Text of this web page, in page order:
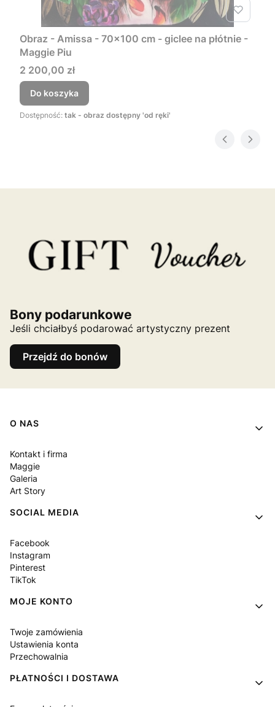
Obraz - Amissa - 70x100 cm - giclee na płótnie -
Maggie Piu
Cena
2 200,00 zł
Do koszyka
Dostępność: tak - obraz dostępny 'od ręki'
Bony podarunkowe
Jeśli chciałbyś podarować artystyczny prezent
Przejdź do bonów
Linki w stopce
O NAS
Kontakt i firma
Maggie
Galeria
Art Story
SOCIAL MEDIA
Facebook
Instagram
Pinterest
TikTok
MOJE KONTO
Twoje zamówienia
Ustawienia konta
Przechowalnia
PŁATNOŚCI I DOSTAWA